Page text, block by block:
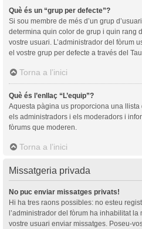
Què és un “grup per defecte”?
Si sou membre de més d’un grup
determina quin color de grup i quin rang
vostre usuari. L’administrador del fòrum
el vostre grup per defecte a través del
Torna a l’inici
Què és l’enllaç “L’equip”?
Aquesta pàgina us proporciona una
els administradors i els moderadors i
fòrums que moderen.
Torna a l’inici
Missatgeria privada
No puc enviar missatges privats!
Hi ha tres raons possibles: no esteu
l’administrador del fòrum ha inhabilitat
vostre usuari enviar missatges. Poseu-